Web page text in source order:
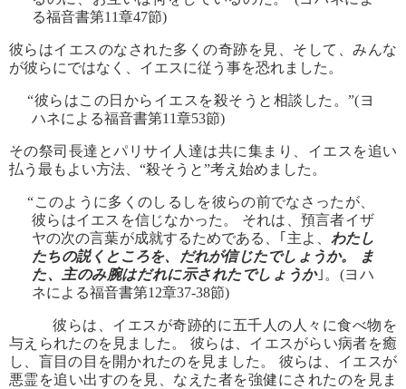
る福音書第11章47節)
彼らはイエスのなされた多くの奇跡を見、そして、みんな
が彼らにではなく、イエスに従う事を恐れました。
“彼らはこの日からイエスを殺そうと相談した。”(ヨ
ハネによる福音書第11章53節)
その祭司長達とパリサイ人達は共に集まり、イエスを追い
払う最もよい方法、“殺そうと”考え始めました。
“このように多くのしるしを彼らの前でなさったが、
彼らはイエスを信じなかった。 それは、預言者イザ
ヤの次の言葉が成就するためである、｢主よ、 わたし
たちの説くところを、だれが信じたでしょうか。 ま
た、主のみ腕はだれに示されたでしょうか｣。(ヨハ
ネによる福音書第12章37-38節)
彼らは、イエスが奇跡的に五千人の人々に食べ物を
与えられたのを見ました。 彼らは、イエスがらい病者を癒
し、盲目の目を開かれたのを見ました。 彼らは、イエスが
悪霊を追い出すのを見、なえた者を強健にされたのを見ま